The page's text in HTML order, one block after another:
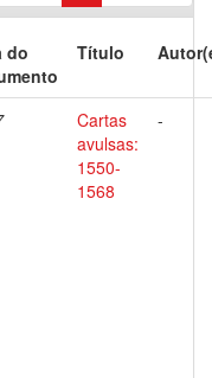
do
Título
Cartas
avulsas:
1550-
1568
-